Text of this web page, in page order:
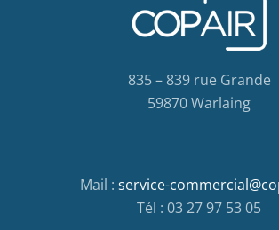
835 – 839 rue Grande
59870 Warlaing
Mail : service-
Tél : 03 27 97 53 05